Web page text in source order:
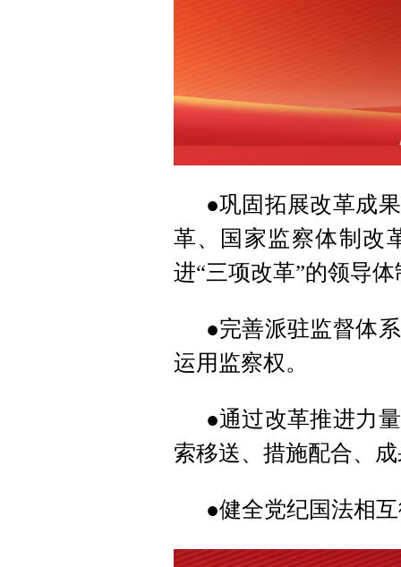
●巩固拓展改革成
革、国家监察体制改
进“三项改革”的领导
●完善派驻监督体
运用监察权。
●通过改革推进力
索移送、措施配合、
●健全党纪国法相